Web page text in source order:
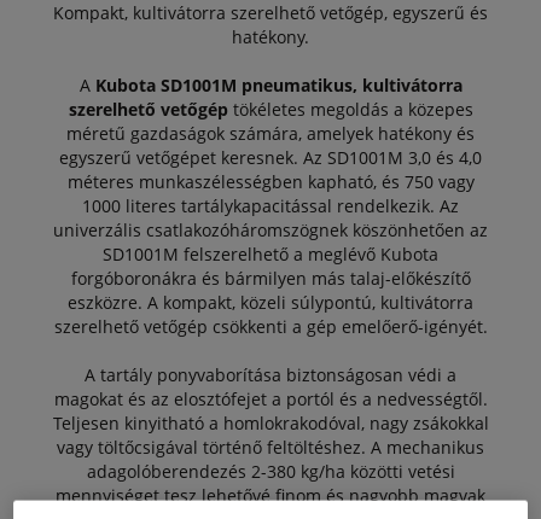
Kompakt, kultivátorra szerelhető vetőgép, egyszerű és
hatékony.
A Kubota SD1001M pneumatikus, kultivátorra
szerelhető vetőgép tökéletes megoldás a közepes
méretű gazdaságok számára, amelyek hatékony és
egyszerű vetőgépet keresnek. Az SD1001M 3,0 és 4,0
méteres munkaszélességben kapható, és 750 vagy
1000 literes tartálykapacitással rendelkezik. Az
univerzális csatlakozóháromszögnek köszönhetően az
SD1001M felszerelhető a meglévő Kubota
forgóboronákra és bármilyen más talaj-előkészítő
eszközre. A kompakt, közeli súlypontú, kultivátorra
szerelhető vetőgép csökkenti a gép emelőerő-igényét.
A tartály ponyvaborítása biztonságosan védi a
magokat és az elosztófejet a portól és a nedvességtől.
Teljesen kinyitható a homlokrakodóval, nagy zsákokkal
vagy töltőcsigával történő feltöltéshez. A mechanikus
adagolóberendezés 2-380 kg/ha közötti vetési
mennyiséget tesz lehetővé finom és nagyobb magvak